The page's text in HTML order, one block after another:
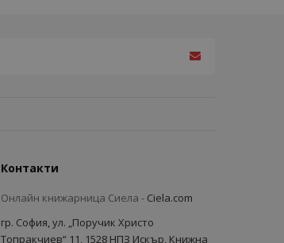
Контакти
Онлайн книжарница Сиела - Ciela.com
гр. София, ул. „Поручик Христо
Топракчиев“ 11, 1528 НПЗ Искър, Книжна